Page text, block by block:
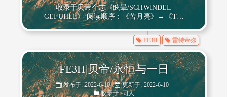
收录于贝帝个志《眩晕/SCHWINDEL
GEFUHLE》 阅读顺序：《苦月亮》→《The
Fall》→《永恒与一日》→《死于水》 封面
图为实体本的外封 死于水/Death By Water 搬
来塞昂镇以前，帝弥托利没见过海。
FE3H 雷特帝弥
FE3H|贝帝/永恒与一日
发布于: 2022-6-10
更新于: 2022-6-10
收录于:同人